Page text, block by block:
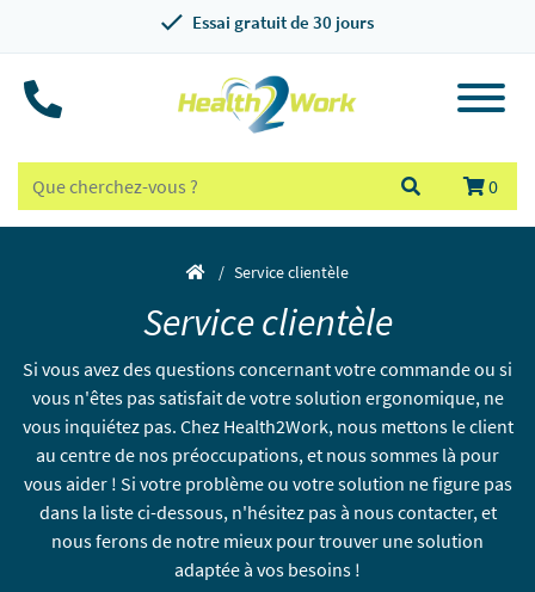
Essai gratuit de 30 jours
0
Service clientèle
Service clientèle
Si vous avez des questions concernant votre commande ou si
vous n'êtes pas satisfait de votre solution ergonomique, ne
vous inquiétez pas. Chez Health2Work, nous mettons le client
au centre de nos préoccupations, et nous sommes là pour
vous aider ! Si votre problème ou votre solution ne figure pas
dans la liste ci-dessous, n'hésitez pas à nous contacter, et
nous ferons de notre mieux pour trouver une solution
adaptée à vos besoins !